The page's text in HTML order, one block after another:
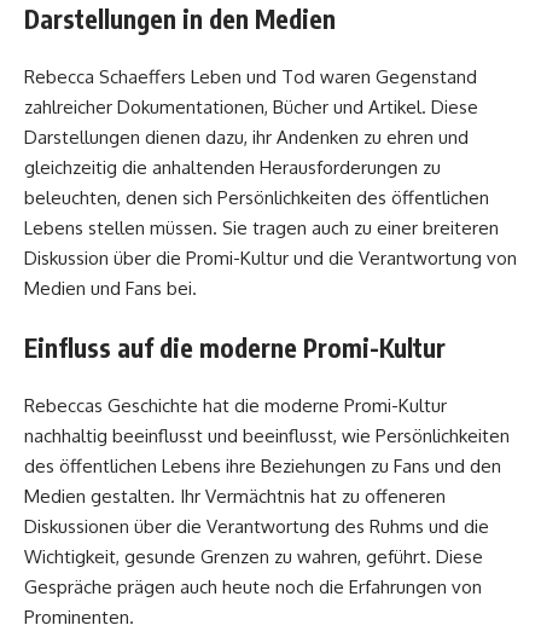
Darstellungen in den Medien
Rebecca Schaeffers Leben und Tod waren Gegenstand
zahlreicher Dokumentationen, Bücher und Artikel. Diese
Darstellungen dienen dazu, ihr Andenken zu ehren und
gleichzeitig die anhaltenden Herausforderungen zu
beleuchten, denen sich Persönlichkeiten des öffentlichen
Lebens stellen müssen. Sie tragen auch zu einer breiteren
Diskussion über die Promi-Kultur und die Verantwortung von
Medien und Fans bei.
Einfluss auf die moderne Promi-Kultur
Rebeccas Geschichte hat die moderne Promi-Kultur
nachhaltig beeinflusst und beeinflusst, wie Persönlichkeiten
des öffentlichen Lebens ihre Beziehungen zu Fans und den
Medien gestalten. Ihr Vermächtnis hat zu offeneren
Diskussionen über die Verantwortung des Ruhms und die
Wichtigkeit, gesunde Grenzen zu wahren, geführt. Diese
Gespräche prägen auch heute noch die Erfahrungen von
Prominenten.